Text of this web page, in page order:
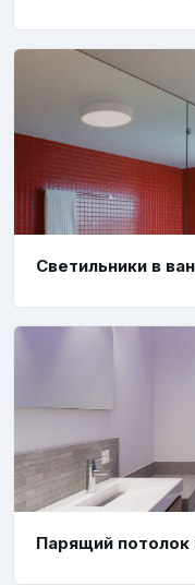
Светильники в
Парящий потолок